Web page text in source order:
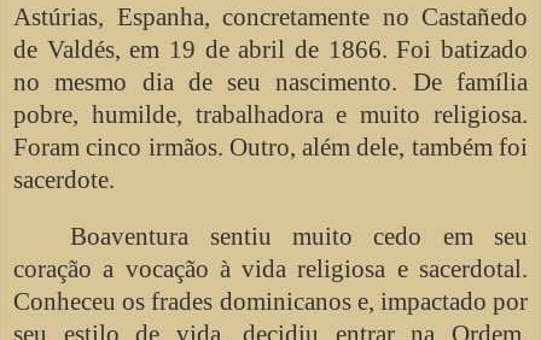
Astúrias, Espanha, concretamente no Castañedo
de Valdés, em 19 de abril de 1866. Foi batizado
no mesmo dia de seu nascimento. De família
pobre, humilde, trabalhadora e muito religiosa.
Foram cinco irmãos. Outro, além dele, também foi
sacerdote.
Boaventura sentiu muito cedo em seu
coração a vocação à vida religiosa e sacerdotal.
Conheceu os frades dominicanos e, impactado por
seu estilo de vida, decidiu entrar na Ordem.